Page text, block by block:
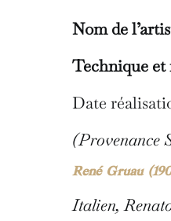
Nom de
Technique et
Date
(Provenance
René Gruau
Italien,